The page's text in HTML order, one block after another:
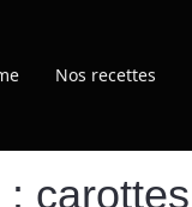
Nos recettes
carottes